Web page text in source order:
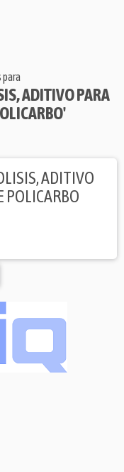
ADITIVO PARA
ADITIVO
POLICARBO